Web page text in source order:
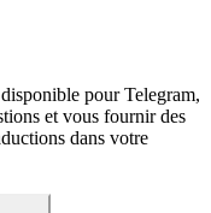
pour Telegram,
et vous fournir des
dans votre